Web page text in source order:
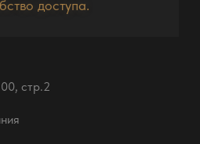
доступа.
стр.2